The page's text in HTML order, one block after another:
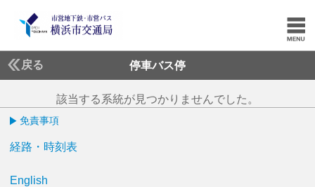
戻る 停車バス停
該当する系統が見つかりませんでした。
免責事項
経路・時刻表
English